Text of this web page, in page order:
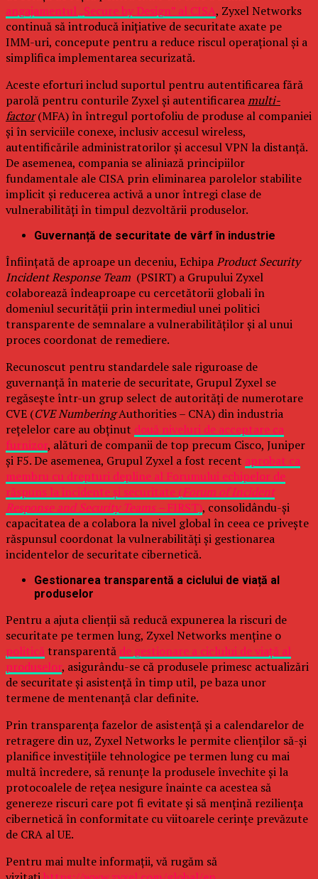
angajamentul „Secure by Design” al CISA, Zyxel Networks
continuă să introducă inițiative de securitate axate pe
IMM-uri, concepute pentru a reduce riscul operațional și a
simplifica implementarea securizată.
Aceste eforturi includ suportul pentru autentificarea fără
parolă pentru conturile Zyxel și autentificareamulti-
factor(MFA) în întregul portofoliu de produse al companiei
și în serviciile conexe, inclusiv accesul wireless,
autentificările administratorilor și accesul VPN la distanță.
De asemenea, compania se aliniază principiilor
fundamentale ale CISA prin eliminarea parolelor stabilite
implicit și reducerea activă a unor întregi clase de
vulnerabilități în timpul dezvoltării produselor.
Guvernanță de securitate de vârf în industrie
Înființată de aproape un deceniu, EchipaProduct Security
Incident Response Team (PSIRT) a Grupului Zyxel
colaborează îndeaproape cu cercetătorii globali în
domeniul securității prin intermediul unei politici
transparente de semnalare a vulnerabilităților și al unui
proces coordonat de remediere.
Recunoscut pentru standardele sale riguroase de
guvernanță în materie de securitate, Grupul Zyxel se
regăsește într-un grup select de autorități de numerotare
CVE (CVE NumberingAuthorities – CNA) din industria
rețelelor care au obținut două niveluri de acceptare ca
furnizor, alături de companii de top precum Cisco, Juniper
și F5. De asemenea, Grupul Zyxel a fost recent aprobat ca
membru cu drepturi depline al Forumului echipelor de
răspuns la incidente și securitate (Forum of Incident
Response and Security Teams –FIRST), consolidându-și
capacitatea de a colabora la nivel global în ceea ce privește
răspunsul coordonat la vulnerabilități și gestionarea
incidentelor de securitate cibernetică.
Gestionarea transparentă a ciclului de viață al
produselor
Pentru a ajuta clienții să reducă expunerea la riscuri de
securitate pe termen lung, Zyxel Networks menține o
politică transparentă de gestionare a ciclului de viață al
produselor, asigurându-se că produsele primesc actualizări
de securitate și asistență în timp util, pe baza unor
termene de mentenanță clar definite.
Prin transparența fazelor de asistență și a calendarelor de
retragere din uz, Zyxel Networks le permite clienților să-și
planifice investițiile tehnologice pe termen lung cu mai
multă încredere, să renunțe la produsele învechite și la
protocoalele de rețea nesigure înainte ca acestea să
genereze riscuri care pot fi evitate și să mențină reziliența
cibernetică în conformitate cu viitoarele cerințe prevăzute
de CRA al UE.
Pentru mai multe informații, vă rugăm să